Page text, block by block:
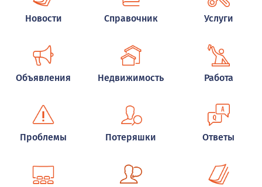
Новости Справочник Услуги
Объявления Недвижимость Работа
Проблемы Потеряшки Ответы